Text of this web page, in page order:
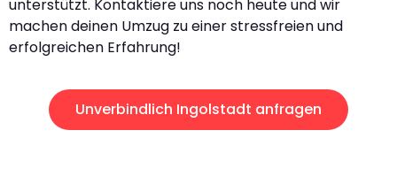
unterstützt. Kontaktiere uns noch heute und wir
machen deinen Umzug zu einer stressfreien und
erfolgreichen Erfahrung!
Unverbindlich Ingolstadt anfragen